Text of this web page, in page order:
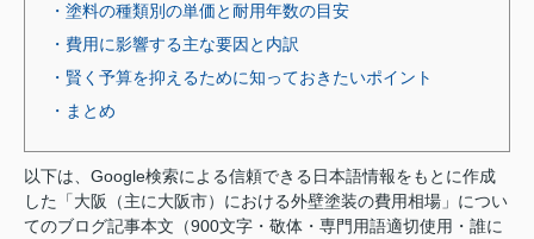
・塗料の種類別の単価と耐用年数の目安
・費用に影響する主な要因と内訳
・賢く予算を抑えるために知っておきたいポイント
・まとめ
以下は、Google検索による信頼できる日本語情報をもとに作成
した「大阪（主に大阪市）における外壁塗装の費用相場」につい
てのブログ記事本文（900文字・敬体・専門用語適切使用・誰に